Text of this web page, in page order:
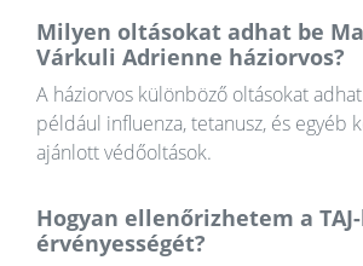
Milyen oltásokat adhat be
Várkuli Adrienne háziorvos?
A háziorvos különböző oltásokat
például influenza, tetanusz, és egyéb
ajánlott védőoltások.
Hogyan ellenőrizhetem a
érvényességét?